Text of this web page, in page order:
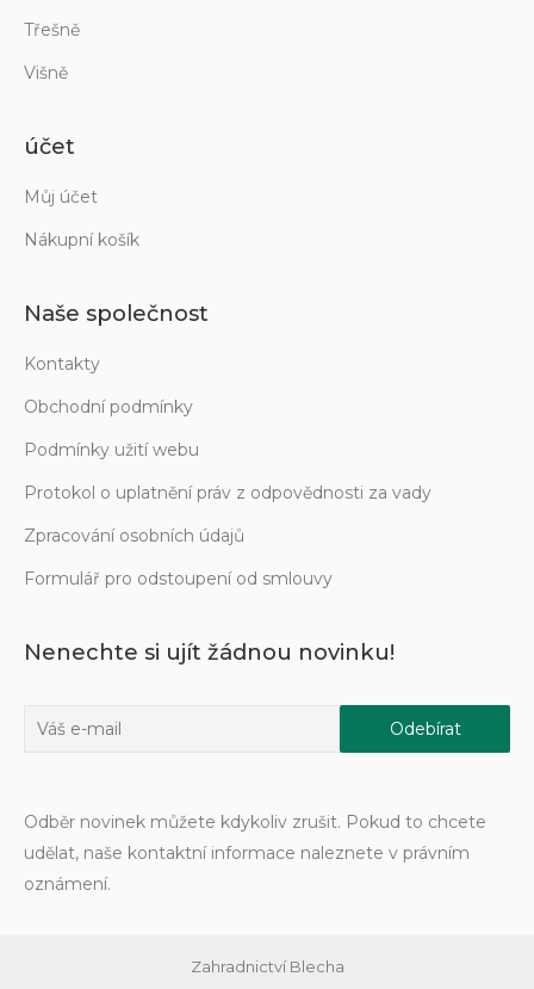
Třešně
Višně
účet
Můj účet
Nákupní košík
Naše společnost
Kontakty
Obchodní podmínky
Podmínky užití webu
Protokol o uplatnění práv z odpovědnosti za vady
Zpracování osobních údajů
Formulář pro odstoupení od smlouvy
Nenechte si ujít žádnou novinku!
Odběr novinek můžete kdykoliv zrušit. Pokud to chcete
udělat, naše kontaktní informace naleznete v právním
oznámení.
Zahradnictví Blecha